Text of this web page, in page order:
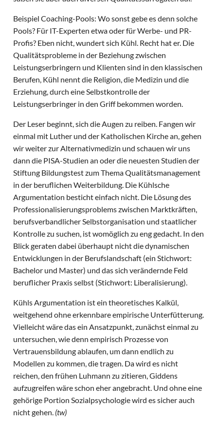
Beispiel Coaching-Pools: Wo sonst gebe es denn solche
Pools? Für IT-Experten etwa oder für Werbe- und PR-
Profis? Eben nicht, wundert sich Kühl. Recht hat er. Die
Qualitätsprobleme in der Beziehung zwischen
Leistungserbringern und Klienten sind in den klassischen
Berufen, Kühl nennt die Religion, die Medizin und die
Erziehung, durch eine Selbstkontrolle der
Leistungserbringer in den Griff bekommen worden.
Der Leser beginnt, sich die Augen zu reiben. Fangen wir
einmal mit Luther und der Katholischen Kirche an, gehen
wir weiter zur Alternativmedizin und schauen wir uns
dann die PISA-Studien an oder die neuesten Studien der
Stiftung Bildungstest zum Thema Qualitätsmanagement
in der beruflichen Weiterbildung. Die Kühlsche
Argumentation besticht einfach nicht. Die Lösung des
Professionalisierungsproblems zwischen Marktkräften,
berufsverbandlicher Selbstorganisation und staatlicher
Kontrolle zu suchen, ist womöglich zu eng gedacht. In den
Blick geraten dabei überhaupt nicht die dynamischen
Entwicklungen in der Berufslandschaft (ein Stichwort:
Bachelor und Master) und das sich verändernde Feld
beruflicher Praxis selbst (Stichwort: Liberalisierung).
Kühls Argumentation ist ein theoretisches Kalkül,
weitgehend ohne erkennbare empirische Unterfütterung.
Vielleicht wäre das ein Ansatzpunkt, zunächst einmal zu
untersuchen, wie denn empirisch Prozesse von
Vertrauensbildung ablaufen, um dann endlich zu
Modellen zu kommen, die tragen. Da wird es nicht
reichen, den frühen Luhmann zu zitieren, Giddens
aufzugreifen wäre schon eher angebracht. Und ohne eine
gehörige Portion Sozialpsychologie wird es sicher auch
nicht gehen. (tw)